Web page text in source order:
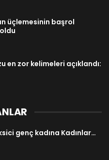
üçlemesinin başrol
en zor kelimeleri açıklandı:
genç kadına Kadınlar…